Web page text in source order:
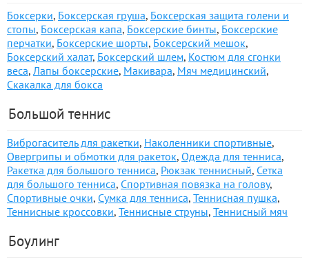
Боксерки, Боксерская груша, Боксерская защита голени и
стопы, Боксерская капа, Боксерские бинты, Боксерские
перчатки, Боксерские шорты, Боксерский мешок,
Боксерский халат, Боксерский шлем, Костюм для сгонки
веса, Лапы боксерские, Макивара, Мяч медицинский,
Скакалка для бокса
Большой теннис
Виброгаситель для ракетки, Наколенники спортивные,
Овергрипы и обмотки для ракеток, Одежда для тенниса,
Ракетка для большого тенниса, Рюкзак теннисный, Сетка
для большого тенниса, Спортивная повязка на голову,
Спортивные очки, Сумка для тенниса, Теннисная пушка,
Теннисные кроссовки, Теннисные струны, Теннисный мяч
Боулинг